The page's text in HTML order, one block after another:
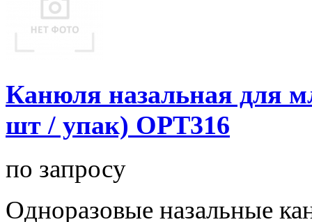
Канюля назальная для
шт / упак) OPT316
по запросу
Одноразовые назальные